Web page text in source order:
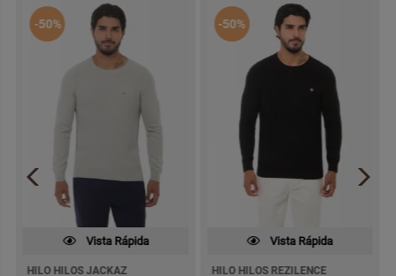
-50%
Vista Rápida
HILO HILOS JACKAZ
-50%
Vista Rápida
HILO HILOS REZILENCE